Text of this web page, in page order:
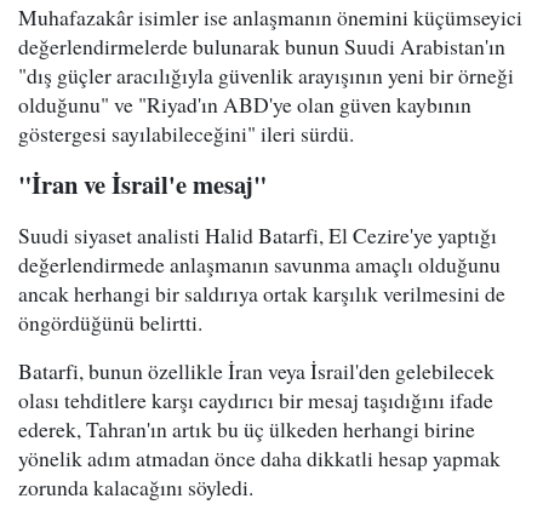
Muhafazakâr isimler ise anlaşmanın önemini küçümseyici
değerlendirmelerde bulunarak bunun Suudi Arabistan'ın
"dış güçler aracılığıyla güvenlik arayışının yeni bir örneği
olduğunu" ve "Riyad'ın ABD'ye olan güven kaybının
göstergesi sayılabileceğini" ileri sürdü.
"İran ve İsrail'e mesaj"
Suudi siyaset analisti Halid Batarfi, El Cezire'ye yaptığı
değerlendirmede anlaşmanın savunma amaçlı olduğunu
ancak herhangi bir saldırıya ortak karşılık verilmesini de
öngördüğünü belirtti.
Batarfi, bunun özellikle İran veya İsrail'den gelebilecek
olası tehditlere karşı caydırıcı bir mesaj taşıdığını ifade
ederek, Tahran'ın artık bu üç ülkeden herhangi birine
yönelik adım atmadan önce daha dikkatli hesap yapmak
zorunda kalacağını söyledi.